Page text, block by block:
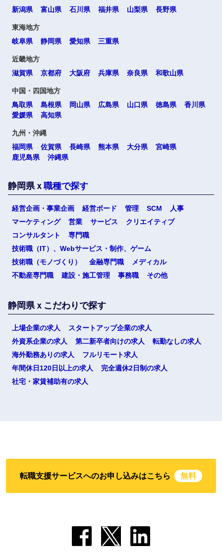
新潟県
富山県 石川県 福井県 山梨県 長野県
東海地方
岐阜県
静岡県 愛知県 三重県
近畿地方
滋賀県
京都府 大阪府 兵庫県 奈良県 和歌山県
中国・四国地方
鳥取県
島根県 岡山県 広島県 山口県 徳島県
香川県
愛媛県
高知県
九州・沖縄
福岡県
佐賀県 長崎県 熊本県 大分県
宮崎県
鹿児島県
沖縄県
静岡県ｘ 職種で探す
経営企画・事業企画 経営ボード 管理 SCM
人事
マーケティング
営業 サービス
クリエイティブ
コンサルタント
専門職
技術職（IT）、Webサービス・制作、ゲーム
技術職（モノづくり）
金融専門職
メディカル
不動産専門職
建設・施工管理 事務職 その他
静岡県ｘこだわりで探す
上場企業の求人
スタートアップ企業の求人
外資系企業の求人
第二新卒者向けの求人
転勤なしの求人
海外勤務ありの求人
フルリモート求人
年間休日120日以上の求人
完全週休2日制の求人
社宅・家賃補助有の求人
転職支援サービスへのお申し込みはこちら 無料